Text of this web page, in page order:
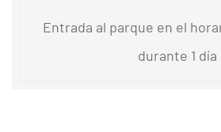
Entrada al parque en el
durante 1 día